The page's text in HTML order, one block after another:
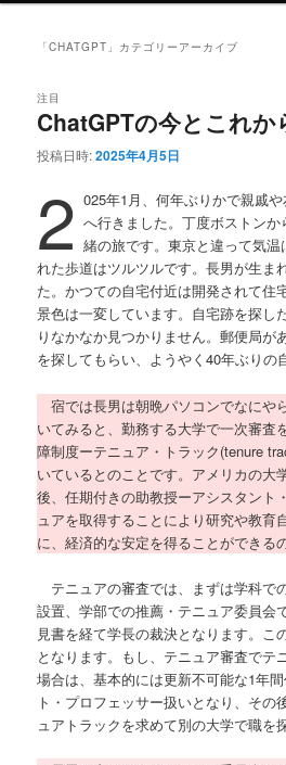
「CHATGPT 」カテゴリーアーカイブ
ChatGPTの今とこれか
注目
投稿日時:2025年4月5日
2 025年1月、何年ぶりかで親戚
へ行きました。丁度ボストン
緒の旅です。東京と違って気
れた歩道はツルツルです。長男が生ま
た。かつての自宅付近は開発されて住
景色は一変しています。自宅跡を探し
りなかなか見つかりません。郵便局が
を探してもらい、ようやく40年ぶりの
宿では長男は朝晩パソコンでなにや
いてみると、勤務する大学で一次審査
障制度ーテニュア・トラック(tenure
いているとのことです。アメリカの大
後、任期付きの助教授ーアシスタント
ュアを取得することにより研究や教育
に、経済的な安定を得ることができる
テニュアの審査では、まずは学科で
設置、学部での推薦・テニュア委員会
見書を経て学長の裁決となります。こ
となります。もし、テニュア審査でテ
場合は、基本的には更新不可能な1年
ト・プロフェッサー扱いとなり、その
ュアトラックを求めて別の大学で職を